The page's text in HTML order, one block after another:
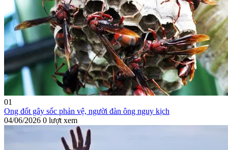
01
Ong đốt gây sốc phản vệ, người đàn ông nguy kịch
04/06/2026 0 lượt xem